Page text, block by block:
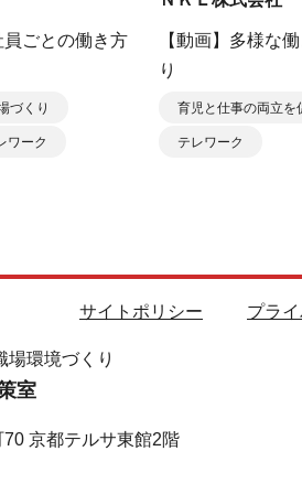
員ごとの働き方
づくり
ワーク
【動画】多様な
り
育児と仕事の両立を
テレワーク
サイトポリシー プラ
場環境づくり
室
京都テルサ東館2階